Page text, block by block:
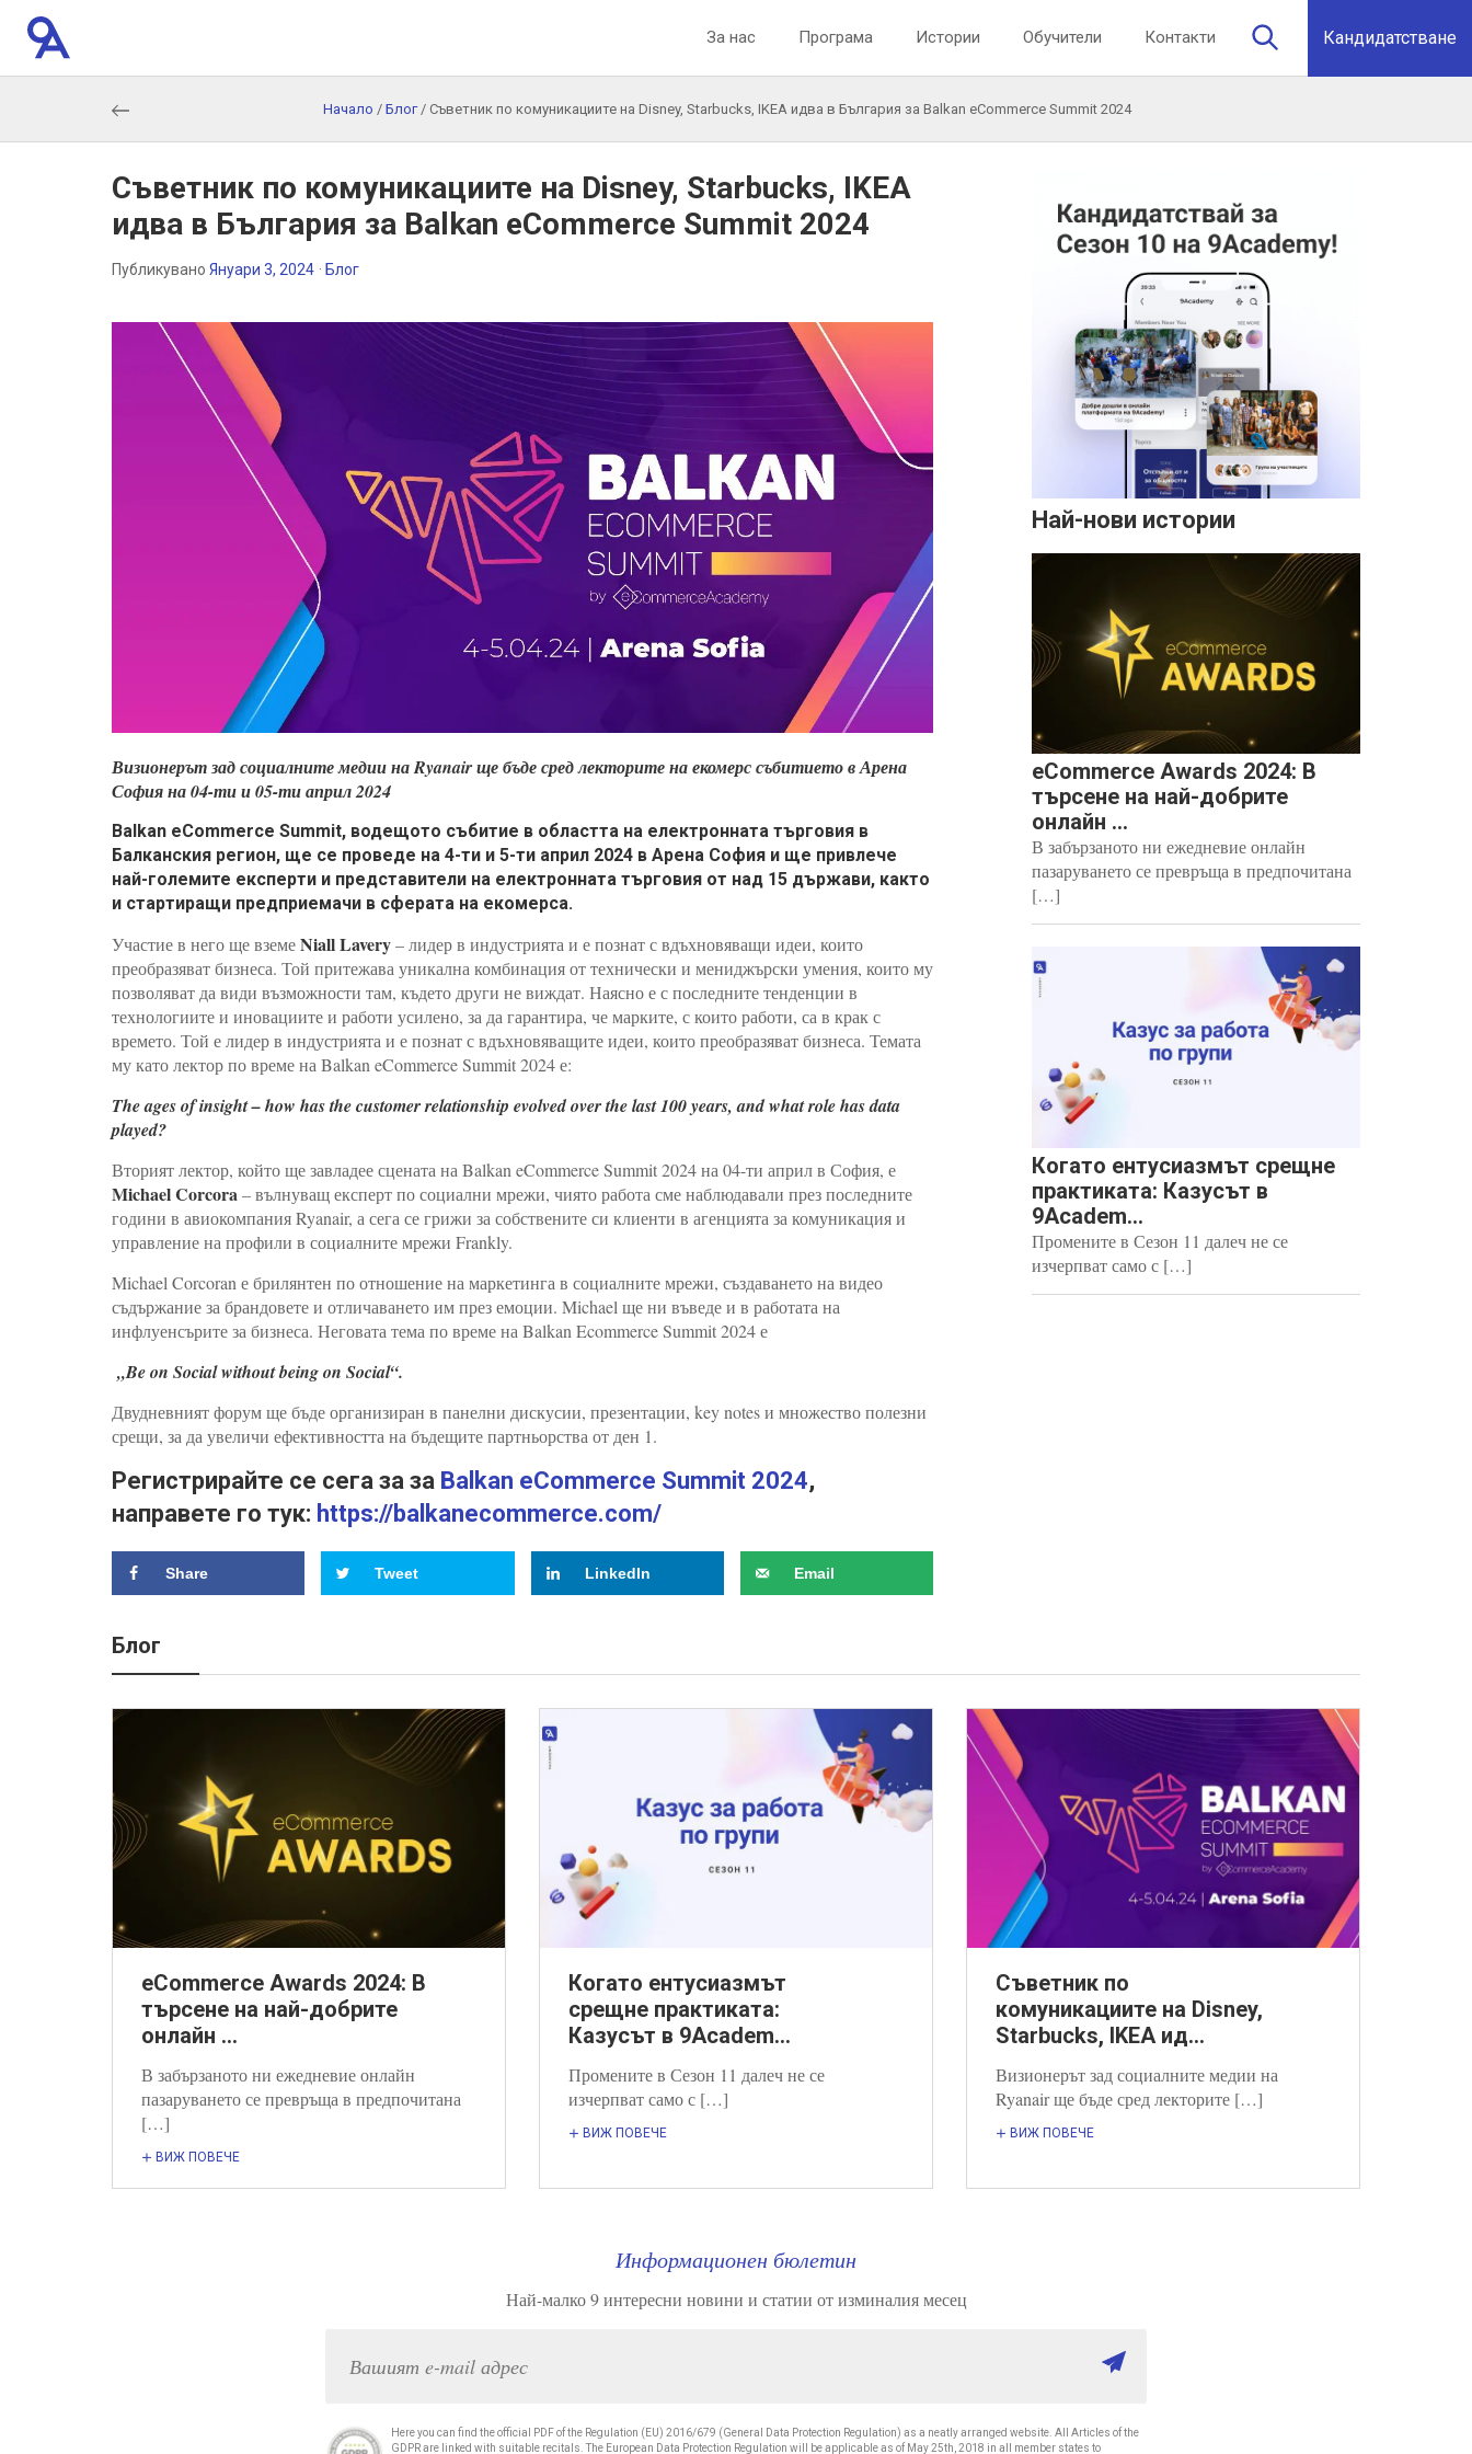
За нас Програма Истории Обучители Контакти Кандидатстване
Начало / Блог/ Съветник по комуникациите на Disney, Starbucks, IKEA идва в България за Balkan eCommerce Summit 2024
Съветник по комуникациите на Disney, Starbucks, IKEA
идва в България за Balkan eCommerce Summit 2024
Публикувано Януари 3, 2024 · Блог
Визионерът зад социалните медии на Ryanair ще бъде сред лекторите на екомерс събитието в Арена
София на 04-ти и 05-ти април 2024
Balkan eCommerce Summit, водещото събитие в областта на електронната търговия в
Балканския регион, ще се проведе на 4-ти и 5-ти април 2024 в Арена София и ще привлече
най-големите експерти и представители на електронната търговия от над 15 държави, както
и стартиращи предприемачи в сферата на екомерса.
Участие в него ще вземеNiall Lavery– лидер в индустрията и е познат с вдъхновяващи идеи, които
преобразяват бизнеса. Той притежава уникална комбинация от технически и мениджърски умения, които му
позволяват да види възможности там, където други не виждат. Наясно е с последните тенденции в
технологиите и иновациите и работи усилено, за да гарантира, че марките, с които работи, са в крак с
времето. Той е лидер в индустрията и е познат с вдъхновяващите идеи, които преобразяват бизнеса. Темата
му като лектор по време на Balkan eCommerce Summit 2024 е:
The ages of insight – how has the customer relationship evolved over the last 100 years, and what role has data
played?
Вторият лектор, който ще завладее сцената на Balkan eCommerce Summit 2024 на 04-ти април в София, е
Michael Corcora – вълнуващ експерт по социални мрежи, чиято работа сме наблюдавали през последните
години в авиокомпания Ryanair, а сега се грижи за собствените си клиенти в агенцията за комуникация и
управление на профили в социалните мрежи Frankly.
Michael Corcoran е брилянтен по отношение на маркетинга в социалните мрежи, създаването на видео
съдържание за брандовете и отличаването им през емоции. Michael ще ни въведе и в работата на
инфлуенсърите за бизнеса. Неговата тема по време на Balkan Ecommerce Summit 2024 е
„Be on Social without being on Social“.
Двудневният форум ще бъде организиран в панелни дискусии, презентации, key notes и множество полезни
срещи, за да увеличи ефективността на бъдещите партньорства от ден 1.
Регистрирайте се сега за за Balkan eCommerce Summit 2024,
направете го тук: https://balkanecommerce.com/
Share Tweet LinkedIn Email
Най-нови истории
eCommerce Awards 2024: В
търсене на най-добрите
онлайн ...
В забързаното ни ежедневие онлайн
пазаруването се превръща в предпочитана
[…]
Когато ентусиазмът срещне
практиката: Казусът в
9Academ...
Промените в Сезон 11 далеч не се
изчерпват само с […]
Блог
eCommerce Awards 2024: В
търсене на най-добрите
онлайн ...
В забързаното ни ежедневие онлайн
пазаруването се превръща в предпочитана
[…]
ВИЖ ПОВЕЧЕ
Когато ентусиазмът
срещне практиката:
Казусът в 9Academ...
Промените в Сезон 11 далеч не се
изчерпват само с […]
ВИЖ ПОВЕЧЕ
Съветник по
комуникациите на Disney,
Starbucks, IKEA ид...
Визионерът зад социалните медии на
Ryanair ще бъде сред лекторите […]
ВИЖ ПОВЕЧЕ
Информационен бюлетин
Най-малко 9 интересни новини и статии от изминалия месец
Here you can find the official PDF of the Regulation (EU) 2016/679 (General Data Protection Regulation) as a neatly arranged website. All Articles of the
GDPR are linked with suitable recitals. The European Data Protection Regulation will be applicable as of May 25th, 2018 in all member states to